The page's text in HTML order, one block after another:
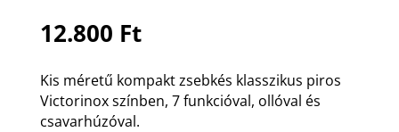
12.800 Ft
Kis méretű kompakt zsebkés klasszikus piros
Victorinox színben, 7 funkcióval, ollóval és
csavarhúzóval.